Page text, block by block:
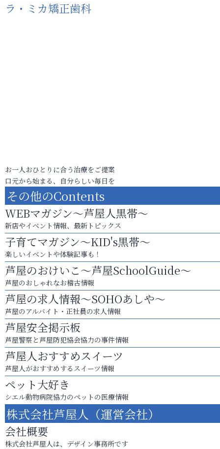
ラ・ミカ矯正歯科
お一人おひとりに合う治療をご提案
口元から始まる、自分らしい毎日を
その他のContents
WEBマガジン～芦屋人黒帯～
新店やイベント情報、最新トピックス
子育てマガジン～KID's黒帯～
楽しいイベントや体験記事も！
芦屋のおけいこ～芦屋SchoolGuide～
芦屋のおしゃれなお稽古情報
芦屋の求人情報～SOHOあしや～
芦屋のアルバイト・正社員の求人情報
芦屋安全掲示板
芦屋警察と芦屋防犯協会協力の事件情報
芦屋人おすすめスイーツ
芦屋人がおすすめするスイーツ情報
ペット大好き
シエル動物病院協力のペットの医療情報
株式会社芦屋人（運営会社）
会社概要
株式会社芦屋人は、デザイン事務所です